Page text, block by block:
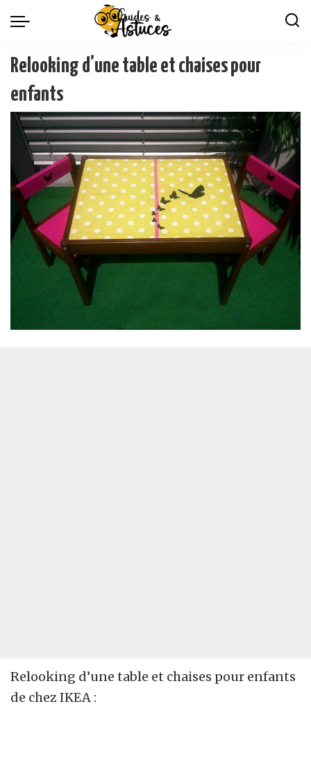
Relooking d’une table et chaises pour
enfants
Relooking d’une table et chaises pour enfants
de chez IKEA :